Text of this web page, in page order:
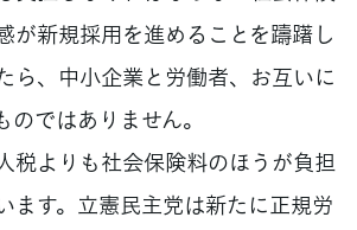
が新規採用を進めることを躊躇し
ら、中小企業と労働者、お互いに
のではありません。
税よりも社会保険料のほうが負担
ます。立憲民主党は新たに正規労